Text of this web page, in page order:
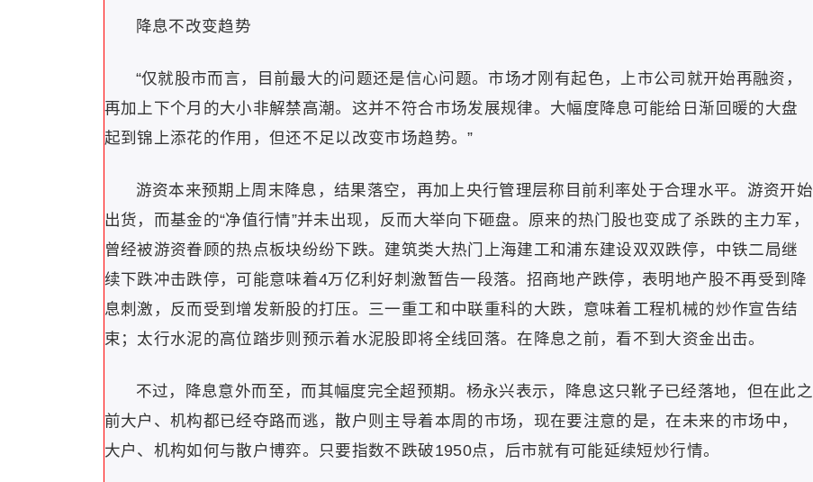
降息不改变趋势
“仅就股市而言，目前最大的问题还是信心问题。市场才刚有起色，上市公司就开始再融资，
再加上下个月的大小非解禁高潮。这并不符合市场发展规律。大幅度降息可能给日渐回暖的大盘
起到锦上添花的作用，但还不足以改变市场趋势。”
游资本来预期上周末降息，结果落空，再加上央行管理层称目前利率处于合理水平。游资开始
出货，而基金的“净值行情”并未出现，反而大举向下砸盘。原来的热门股也变成了杀跌的主力军，
曾经被游资眷顾的热点板块纷纷下跌。建筑类大热门上海建工和浦东建设双双跌停，中铁二局继
续下跌冲击跌停，可能意味着4万亿利好刺激暂告一段落。招商地产跌停，表明地产股不再受到降
息刺激，反而受到增发新股的打压。三一重工和中联重科的大跌，意味着工程机械的炒作宣告结
束；太行水泥的高位踏步则预示着水泥股即将全线回落。在降息之前，看不到大资金出击。
不过，降息意外而至，而其幅度完全超预期。杨永兴表示，降息这只靴子已经落地，但在此之
前大户、机构都已经夺路而逃，散户则主导着本周的市场，现在要注意的是，在未来的市场中，
大户、机构如何与散户博弈。只要指数不跌破1950点，后市就有可能延续短炒行情。